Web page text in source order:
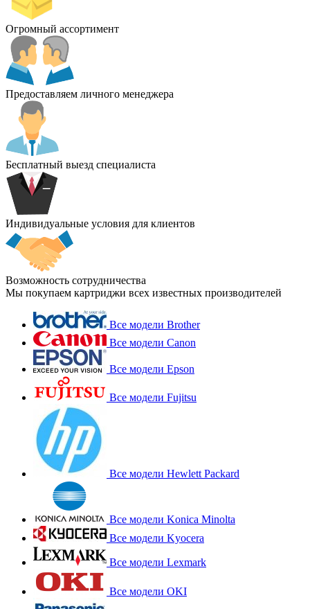
Огромный ассортимент
Предоставляем личного менеджера
Бесплатный выезд специалиста
Индивидуальные условия для клиентов
Возможность сотрудничества
Мы покупаем картриджи всех известных производителей
Все модели Brother
Все модели Canon
Все модели Epson
Все модели Fujitsu
Все модели Hewlett Packard
Все модели Konica Minolta
Все модели Kyocera
Все модели Lexmark
Все модели OKI